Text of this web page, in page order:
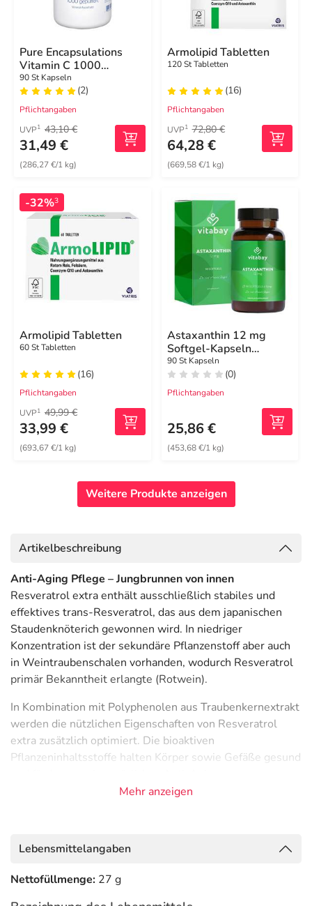
Pure Encapsulations
Vitamin C 1000
gepuffert Kapseln
90 St Kapseln
(2)
Pflichtangaben
UVP1 43,10 €
31,49 €
(286,27 €/1 kg)
Armolipid Tabletten
120 St Tabletten
(16)
Pflichtangaben
UVP1 72,80 €
64,28 €
(669,58 €/1 kg)
-32%3
Armolipid Tabletten
60 St Tabletten
(16)
Pflichtangaben
UVP1 49,99 €
33,99 €
(693,67 €/1 kg)
Astaxanthin 12 mg
Softgel-Kapseln
Mikroalge vegan
90 St Kapseln
(0)
Pflichtangaben
25,86 €
(453,68 €/1 kg)
Weitere Produkte anzeigen
Artikelbeschreibung
Anti-Aging Pflege – Jungbrunnen von innen
Resveratrol extra enthält ausschließlich stabiles und
effektives trans-Resveratrol, das aus dem japanischen
Staudenknöterich gewonnen wird. In niedriger
Konzentration ist der sekundäre Pflanzenstoff aber auch
in Weintraubenschalen vorhanden, wodurch Resveratrol
primär Bekanntheit erlangte (Rotwein).
In Kombination mit Polyphenolen aus Traubenkernextrakt
werden die nützlichen Eigenschaften von Resveratrol
extra zusätzlich optimiert. Die bioaktiven
Pflanzeninhaltsstoffe halten Körper sowie Gefäße gesund
Besitzt gefäßprotektive Eigenschaften
Schützt die Zellen vor Schäden, verursacht durch freie
Radikale (oxidativer Stress)
Polyphenole verbessern die Effektivität von Vitamin C
Hinweise
Mehr anzeigen
Lebensmittelangaben
Nettofüllmenge: 27 g